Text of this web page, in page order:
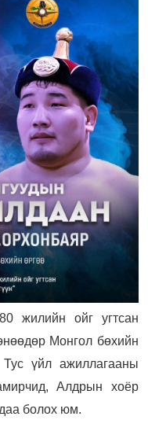
жилийн ойг угтсан
Монгол бөхийн
Тус үйл ажиллагааны
Алдрын хоёр
болох юм.